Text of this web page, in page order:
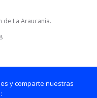
de La Araucanía.
y comparte nuestras